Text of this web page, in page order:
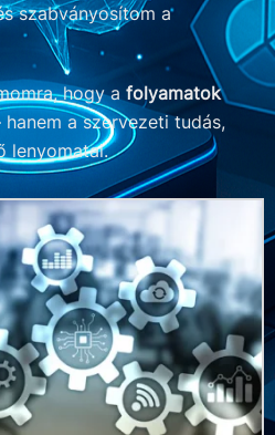
szabványosítom a
hogy a folyamatok
hanem a szervezeti tudás,
lenyomatai.